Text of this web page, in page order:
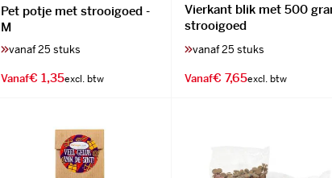
Pet potje met strooigoed -
M
vanaf 25 stuks
Vanaf€ 1,35
Vierkant blik met 500
strooigoed
vanaf 25 stuks
Vanaf€ 7,65